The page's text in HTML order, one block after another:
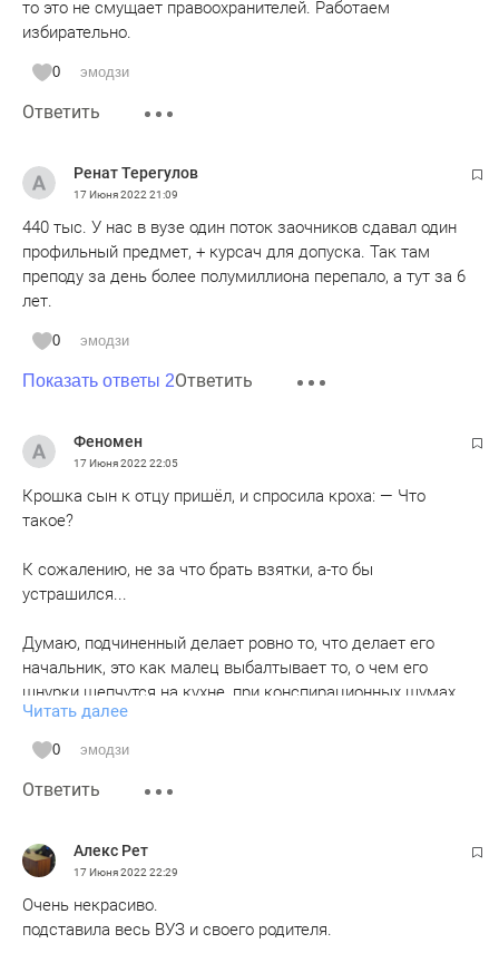
то это не смущает правоохранителей. Работаем
избирательно.
0 эмодзи
Ответить
Ренат Терегулов
17 Июня 2022 21:09
440 тыс. У нас в вузе один поток заочников сдавал один
профильный предмет, + курсач для допуска. Так там
преподу за день более полумиллиона перепало, а тут за 6
лет.
0 эмодзи
Показать ответы 2Ответить
Феномен
17 Июня 2022 22:05
Крошка сын к отцу пришёл, и спросила кроха: — Что
такое?
К сожалению, не за что брать взятки, а-то бы
устрашился...
Думаю, подчиненный делает ровно то, что делает его
начальник, это как малец выбалтывает то, о чем его
шнурки шепчутся на кухне, при конспирационных шумах
текущей из крана воды.
Облаивать очередную брошенную кость не вижу смысла.
Читать далее
0 эмодзи
Ответить
Алекс Рет
17 Июня 2022 22:29
Очень некрасиво.
подставила весь ВУЗ и своего родителя.